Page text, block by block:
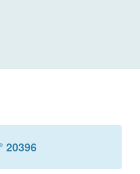
20396